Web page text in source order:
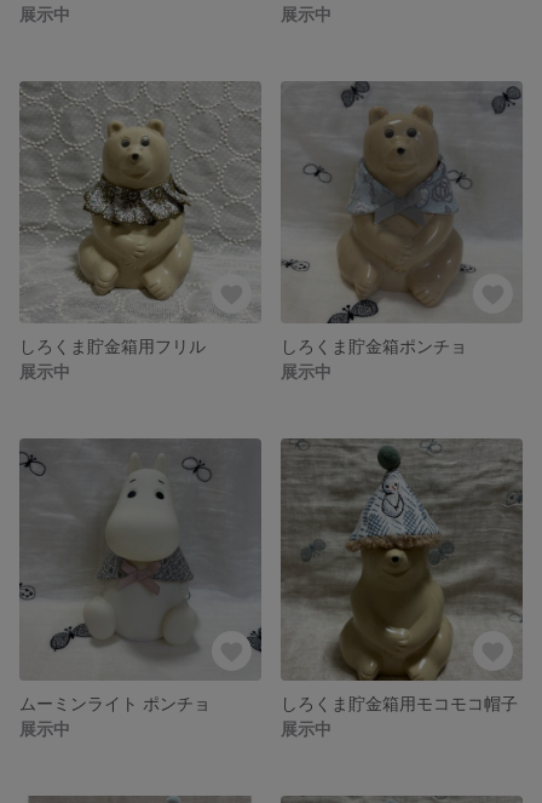
展示中
展示中
しろくま貯金箱用フリル
展示中
しろくま貯金箱ポンチョ
展示中
ムーミンライト ポンチョ
展示中
しろくま貯金箱用モコモコ帽子
展示中